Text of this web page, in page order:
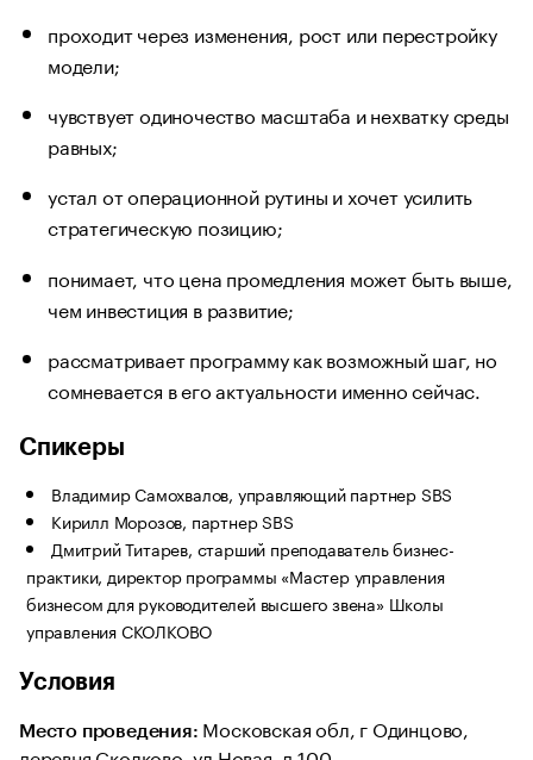
проходит через изменения, рост или перестройку
модели;
чувствует одиночество масштаба и нехватку среды
равных;
устал от операционной рутины и хочет усилить
стратегическую позицию;
понимает, что цена промедления может быть выше,
чем инвестиция в развитие;
рассматривает программу как возможный шаг, но
сомневается в его актуальности именно сейчас.
Спикеры
Владимир Самохвалов, управляющий партнер SBS
Кирилл Морозов, партнер SBS
Дмитрий Титарев, старший преподаватель бизнес-
практики, директор программы «Мастер управления
бизнесом для руководителей высшего звена» Школы
управления СКОЛКОВО
Условия
Место проведения: Московская обл, г Одинцово,